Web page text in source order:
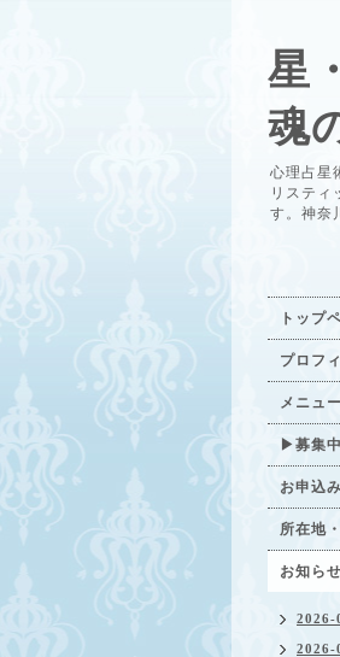
星
魂
心理占星
リスティ
す。神奈
トップ
プロフ
メニュー
▶募集
お申込
所在地
お知らせ
2026-
2026-